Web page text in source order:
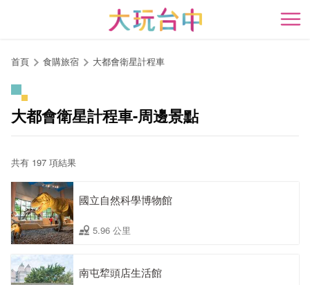
開
首頁 食購旅宿 大都會衛星計程車
大都會衛星計程車-周邊景點
共有 197 項結果
國立自然科學博物館
5.96 公里
南屯犂頭店生活館